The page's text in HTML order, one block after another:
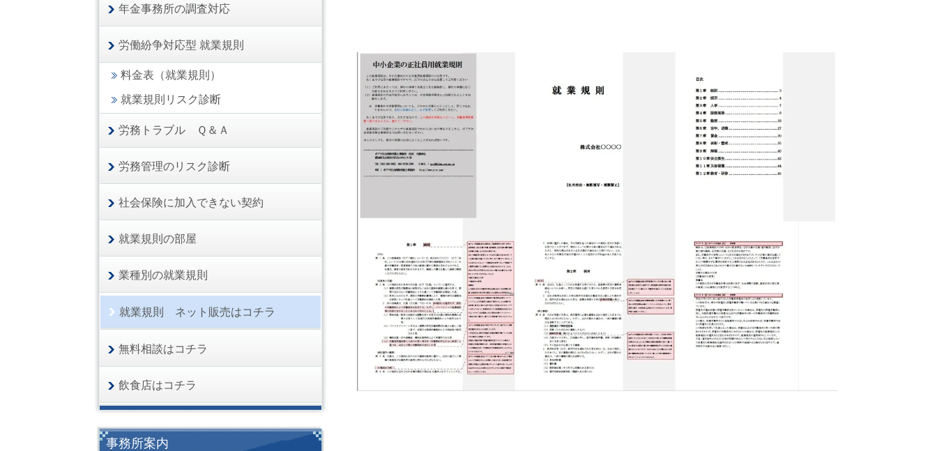
年金事務所の調査対応
労働紛争対応型 就業規則
料金表（就業規則）
就業規則リスク診断
労務トラブル Ｑ＆Ａ
労務管理のリスク診断
社会保険に加入できない契約
就業規則の部屋
業種別の就業規則
就業規則 ネット販売はコチラ
無料相談はコチラ
飲食店はコチラ
事務所案内